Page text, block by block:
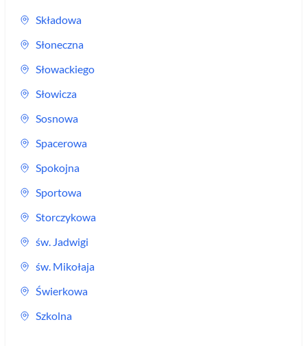
Składowa
Słoneczna
Słowackiego
Słowicza
Sosnowa
Spacerowa
Spokojna
Sportowa
Storczykowa
św. Jadwigi
św. Mikołaja
Świerkowa
Szkolna